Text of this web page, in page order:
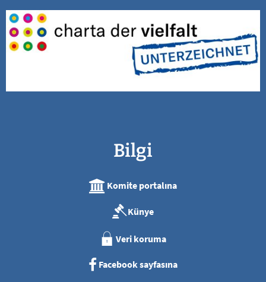
Bilgi
Komite portalına
Künye
Veri koruma
Facebook sayfasına